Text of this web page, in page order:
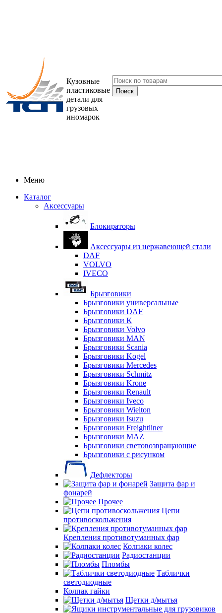
Кузовные
пластиковые
детали для
грузовых
иномарок
Меню
Каталог
Аксессуары
Блокираторы
Аксессуары из нержавеющей стали
DAF
VOLVO
IVECO
Брызговики
Брызговики универсальные
Брызговики DAF
Брызговики K
Брызговики Volvo
Брызговики MAN
Брызговики Scania
Брызговики Kogel
Брызговики Mercedes
Брызговики Schmitz
Брызговики Krone
Брызговики Renault
Брызговики Iveco
Брызговики Wielton
Брызговики Isuzu
Брызговики Freightliner
Брызговики MAZ
Брызговики световозвращающие
Брызговики с рисунком
Дефлекторы
Защита фар и
фонарей
Прочее
Цепи
противоскольжения
Крепления противотуманных фар
Колпаки колес
Радиостанции
Пломбы
Таблички
светодиодные
Колпак гайки
Щетки д/мытья